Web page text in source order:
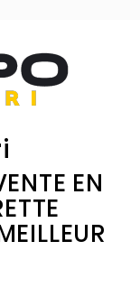
EN